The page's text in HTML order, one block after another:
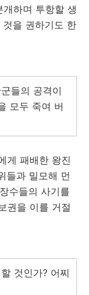
하며 투항할 생
을 권하기도 한
들의 공격이
모두 죽여 버
게 패배한 왕진
들과 밀모해 먼
수들의 사기를
권을 이를 거절
것인가? 어찌